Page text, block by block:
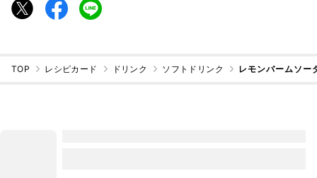
TOP レシピカード ドリンク ソフトドリンク レモンバームソー